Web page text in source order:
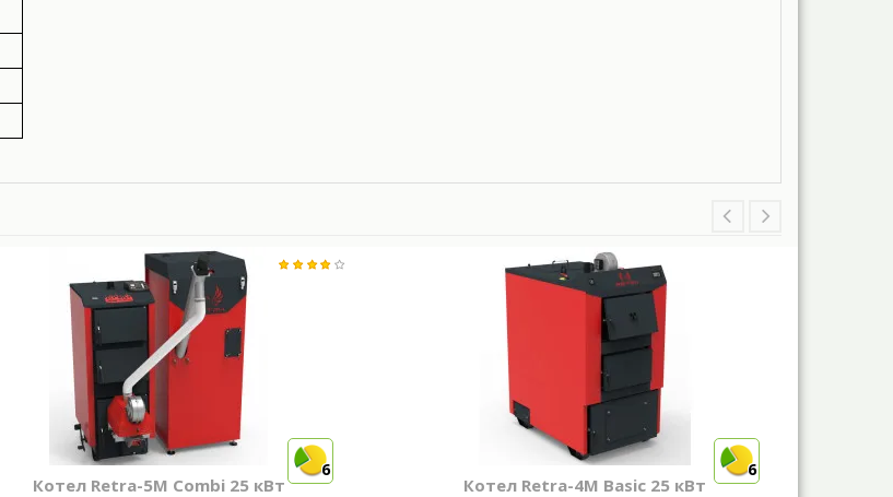
6
Котел Retra-5М Combi 25 кВт
6
Котел Retra-4М Basic 25 кВт